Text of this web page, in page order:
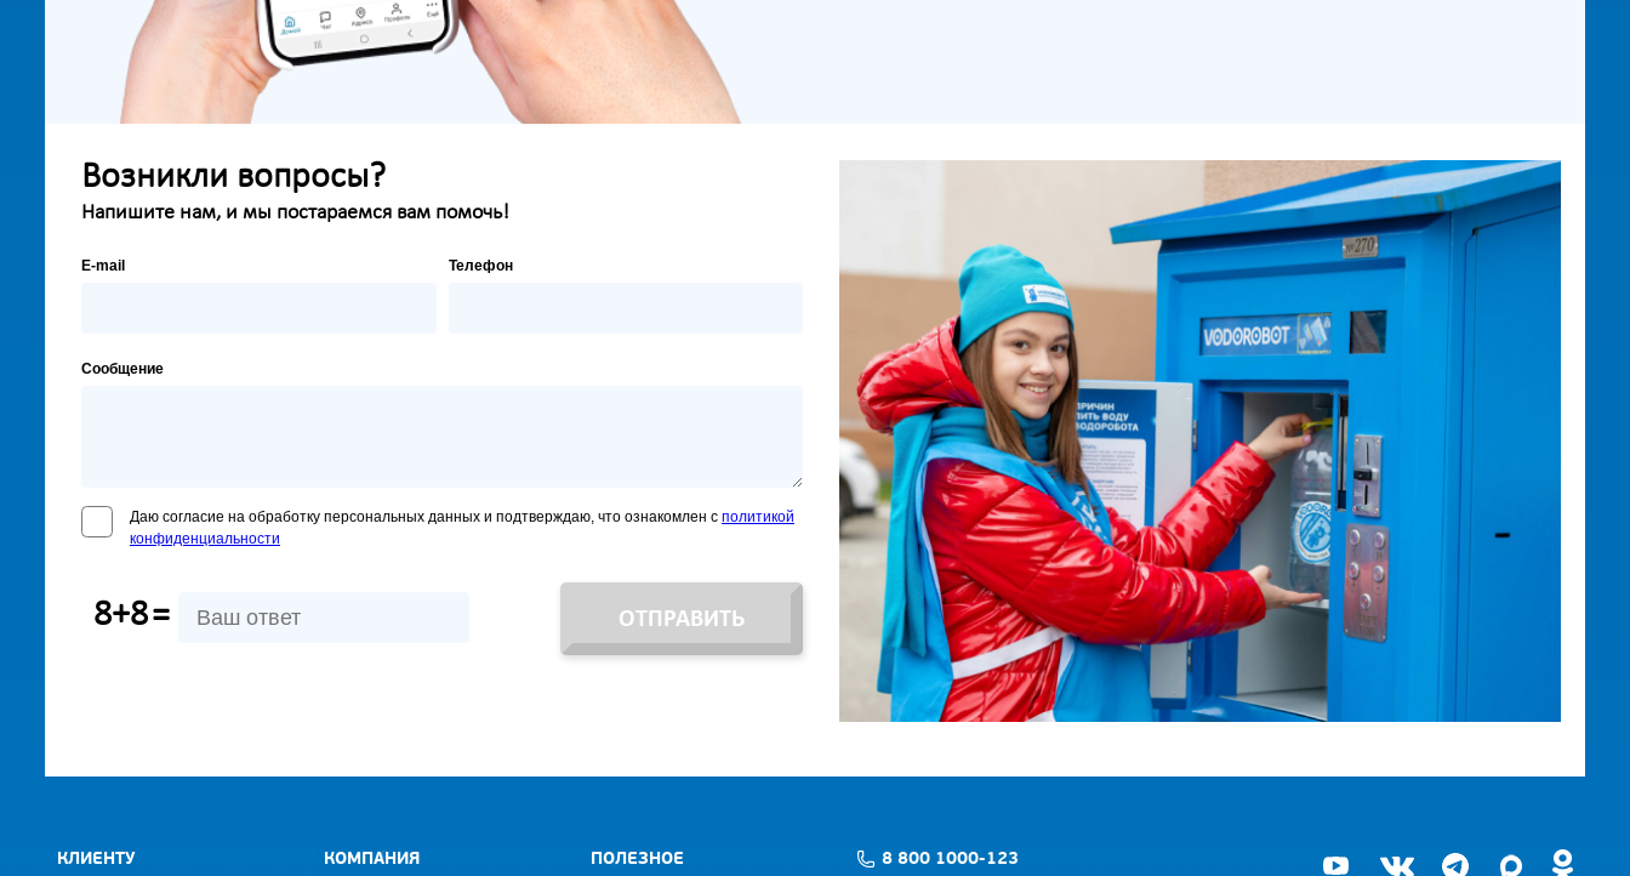
Возникли вопросы?
Напишите нам, и мы постараемся вам помочь!
E-mail Телефон
Сообщение
Даю согласие на обработку персональных данных и подтверждаю, что ознакомлен с политикой
конфиденциальности
8+8= ОТПРАВИТЬ
КЛИЕНТУ КОМПАНИЯ ПОЛЕЗНОЕ 8 800 1000-123